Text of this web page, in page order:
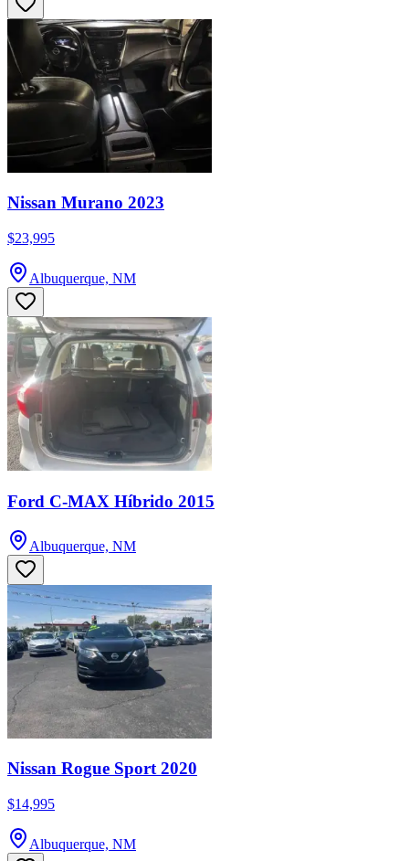
Nissan Murano 2023
$23,995
Albuquerque, NM
Ford C-MAX Híbrido 2015
Albuquerque, NM
Nissan Rogue Sport 2020
$14,995
Albuquerque, NM